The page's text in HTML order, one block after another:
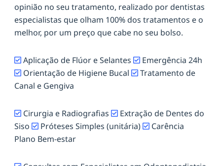
opinião no seu tratamento, realizado por dentistas
especialistas que olham 100% dos tratamentos e o
melhor, por um preço que cabe no seu bolso.
Aplicação de Flúor e Selantes
Emergência 24h
Orientação de Higiene Bucal
Tratamento de
Canal e Gengiva
Cirurgia e Radiografias
Extração de Dentes do
Siso
Próteses Simples (unitária)
Carência
Plano Bem-estar